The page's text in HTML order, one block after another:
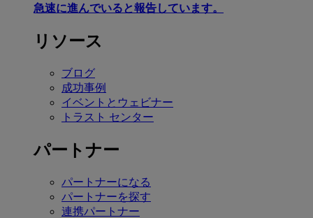
急速に進んでいると報告しています。
リソース
ブログ
成功事例
イベントとウェビナー
トラスト センター
パートナー
パートナーになる
パートナーを探す
連携パートナー